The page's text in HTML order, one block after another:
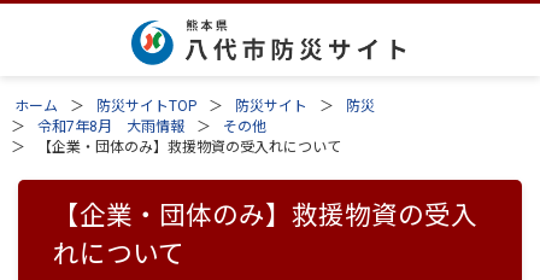
ホーム 防災サイトTOP 防災サイト
防災
令和7年8月 大雨情報
その他
【企業・団体のみ】救援物資の受入れについて
【企業・団体のみ】救援物資の受入
れについて